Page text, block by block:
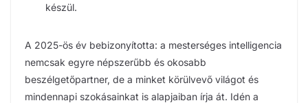
készül.
A 2025-ös év bebizonyította: a mesterséges intelligencia
nemcsak egyre népszerűbb és okosabb
beszélgetőpartner, de a minket körülvevő világot és
mindennapi szokásainkat is alapjaiban írja át. Idén a